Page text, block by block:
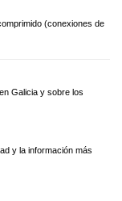
(conexiones de
Galicia y sobre los
y la información más